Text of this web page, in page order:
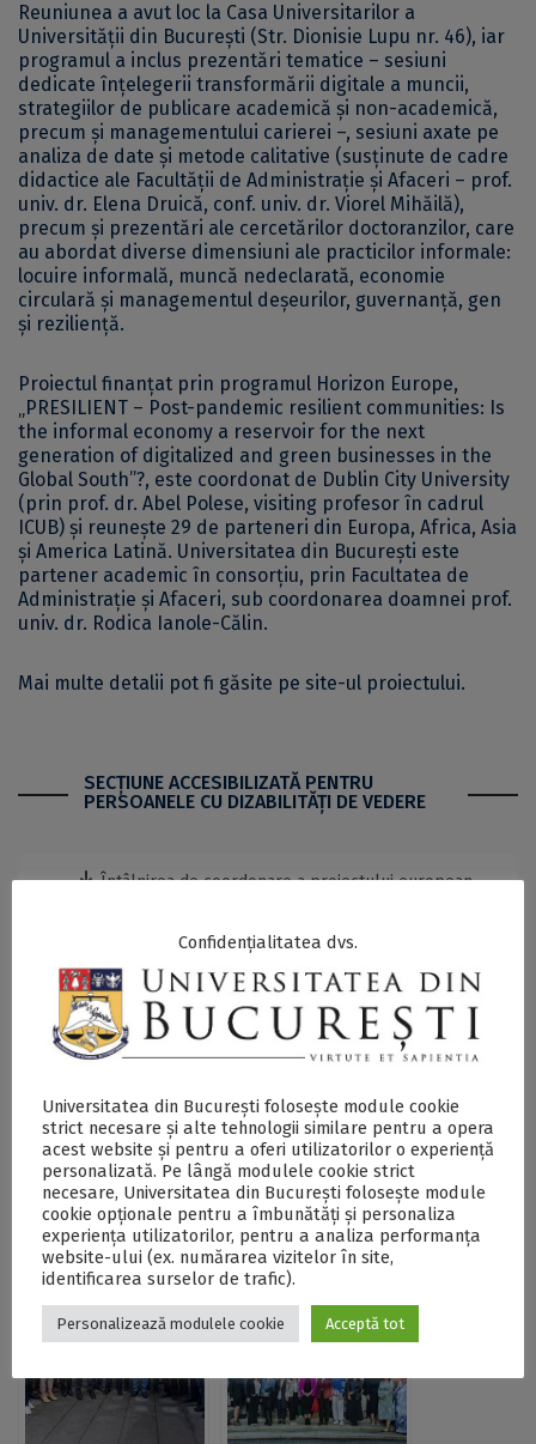
Reuniunea a avut loc la Casa Universitarilor a
Universității din București (Str. Dionisie Lupu nr. 46), iar
programul a inclus prezentări tematice – sesiuni
dedicate înțelegerii transformării digitale a muncii,
strategiilor de publicare academică și non-academică,
precum și managementului carierei –, sesiuni axate pe
analiza de date și metode calitative (susținute de cadre
didactice ale Facultății de Administrație și Afaceri – prof.
univ. dr. Elena Druică, conf. univ. dr. Viorel Mihăilă),
precum și prezentări ale cercetărilor doctoranzilor, care
au abordat diverse dimensiuni ale practicilor informale:
locuire informală, muncă nedeclarată, economie
circulară și managementul deșeurilor, guvernanță, gen
și reziliență.
Proiectul finanțat prin programul Horizon Europe,
„PRESILIENT – Post-pandemic resilient communities: Is
the informal economy a reservoir for the next
generation of digitalized and green businesses in the
Global South”?, este coordonat de Dublin City University
(prin prof. dr. Abel Polese, visiting profesor în cadrul
ICUB) și reunește 29 de parteneri din Europa, Africa, Asia
și America Latină. Universitatea din București este
partener academic în consorțiu, prin Facultatea de
Administrație și Afaceri, sub coordonarea doamnei prof.
univ. dr. Rodica Ianole-Călin.
Mai multe detalii pot fi găsite pe site-ul proiectului.
SECŢIUNE ACCESIBILIZATĂ PENTRU
PERSOANELE CU DIZABILITĂŢI DE VEDERE
Întâlnirea de coordonare a proiectului european
Postări Asemănătoare:
Apel pentru tinerii
cercetători în cadrul
proiectului
PRESILIENT: Post-
pandemic resilient
informal economy a
reservoir for the
UB, reprezentată la
întâlnirea de debut
a proiectului
Horizon Europe
„PERYCLES” la
Universitatea din
Olanda
Confidențialitatea dvs.
Universitatea din București folosește module cookie
strict necesare și alte tehnologii similare pentru a opera
acest website și pentru a oferi utilizatorilor o experiență
personalizată. Pe lângă modulele cookie strict
necesare, Universitatea din București folosește module
cookie opționale pentru a îmbunătăți și personaliza
experiența utilizatorilor, pentru a analiza performanța
website-ului (ex. numărarea vizitelor în site,
identificarea surselor de trafic).
Personalizează modulele cookie Acceptă tot